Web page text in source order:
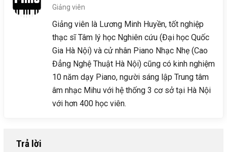
Giảng viên
Giảng viên là Lương Minh Huyền, tốt nghiệp
thạc sĩ Tâm lý học Nghiên cứu (Đại học Quốc
Gia Hà Nội) và cử nhân Piano Nhạc Nhẹ (Cao
Đẳng Nghệ Thuật Hà Nội) cũng có kinh nghiệm
10 năm dạy Piano, người sáng lập Trung tâm
âm nhạc Mihu với hệ thống 3 cơ sở tại Hà Nội
với hơn 400 học viên.
Trả lời